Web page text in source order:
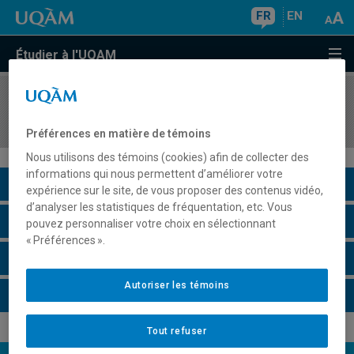
FR EN
Étudier à l'UQAM
COURS//
Description du cours
Horaire - Été 2026
Préférences en matière de témoins
Nous utilisons des témoins (cookies) afin de collecter des
informations qui nous permettent d’améliorer votre
expérience sur le site, de vous proposer des contenus vidéo,
d’analyser les statistiques de fréquentation, etc. Vous
pouvez personnaliser votre choix en sélectionnant
« Préférences ».
Tout refuser
Autoriser les témoins